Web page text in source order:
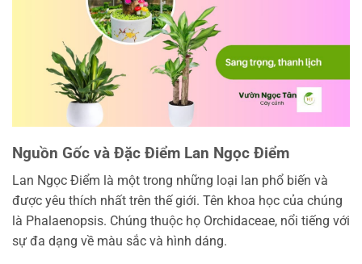
Nguồn Gốc và Đặc Điểm Lan Ngọc Điểm
Lan Ngọc Điểm là một trong những loại lan phổ biến và
được yêu thích nhất trên thế giới. Tên khoa học của chúng
là Phalaenopsis. Chúng thuộc họ Orchidaceae, nổi tiếng với
sự đa dạng về màu sắc và hình dáng.